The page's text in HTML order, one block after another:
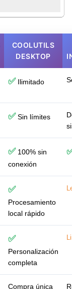
COOLUTILS
DESKTOP
✅Ilimitado
✅Sin límites
✅100% sin
conexión
✅
Procesamiento
local rápido
✅
Personalización
completa
Compra única